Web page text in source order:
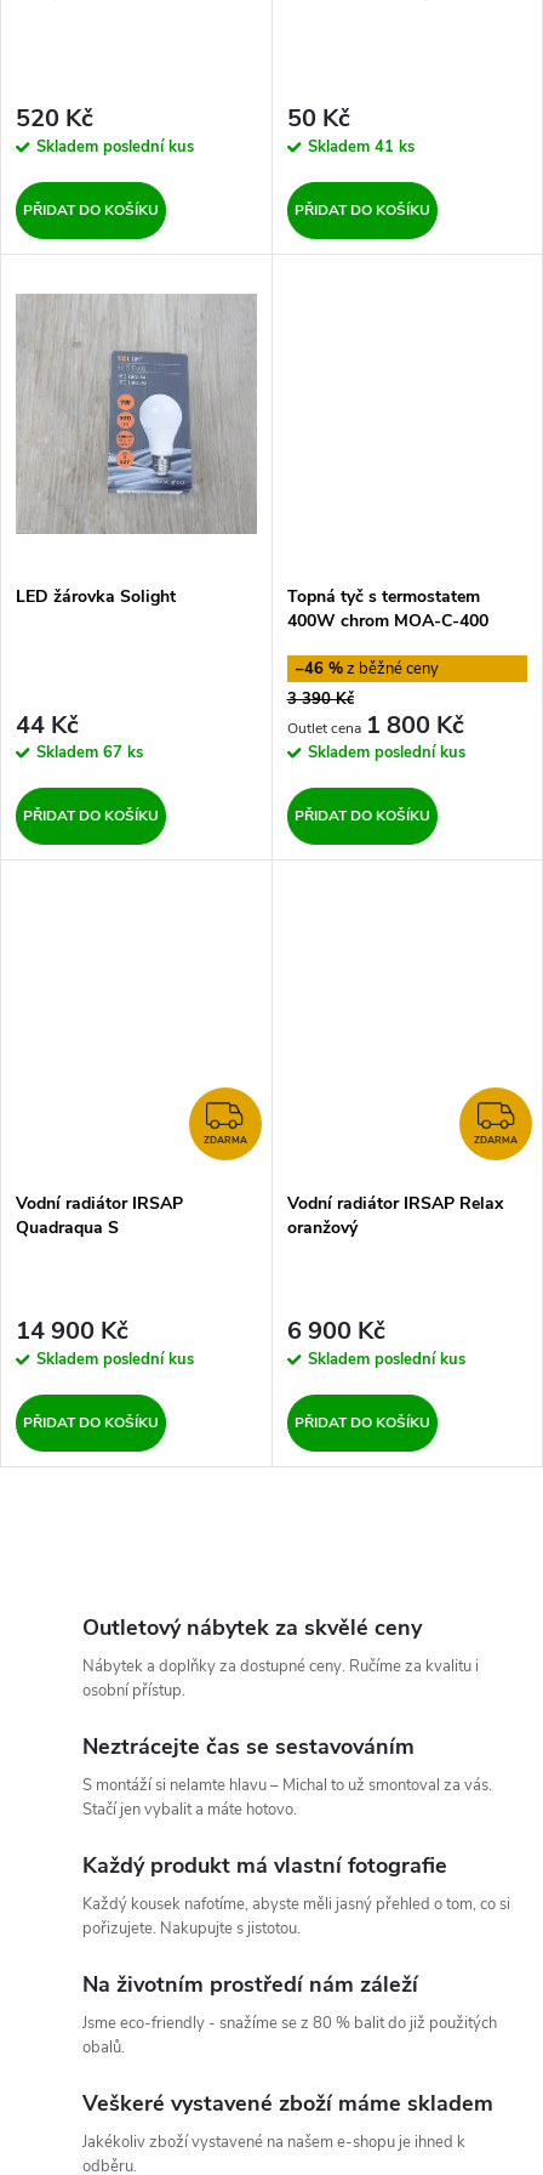
d
u
k
t
ů
o
d
u
k
t
ů
520 Kč
Skladem poslední kus
PŘIDAT DO KOŠÍKU
50 Kč
Skladem 41 ks
PŘIDAT DO KOŠÍKU
LED žárovka Solight
44 Kč
Skladem 67 ks
PŘIDAT DO KOŠÍKU
Topná tyč s termostatem
400W chrom MOA-C-400
–46 %
3 390 Kč
1 800 Kč
Skladem poslední kus
PŘIDAT DO KOŠÍKU
ZDARMA
ZDARMA
Vodní radiátor IRSAP
Quadraqua S
14 900 Kč
Skladem poslední kus
PŘIDAT DO KOŠÍKU
ZDARMA
Vodní radiátor IRSAP Relax
oranžový
6 900 Kč
Skladem poslední kus
PŘIDAT DO KOŠÍKU
Outletový nábytek za skvělé ceny
Nábytek a doplňky za dostupné ceny. Ručíme za kvalitu i
osobní přístup.
Neztrácejte čas se sestavováním
S montáží si nelamte hlavu – Michal to už smontoval za vás.
Stačí jen vybalit a máte hotovo.
Každý produkt má vlastní fotografie
Každý kousek nafotíme, abyste měli jasný přehled o tom, co si
pořizujete. Nakupujte s jistotou.
Na životním prostředí nám záleží
Jsme eco-friendly - snažíme se z 80 % balit do již použitých
obalů.
Veškeré vystavené zboží máme skladem
Jakékoliv zboží vystavené na našem e-shopu je ihned k
odběru.